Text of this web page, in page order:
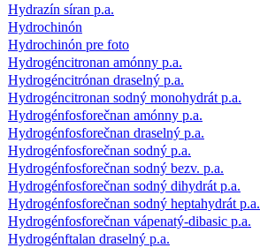
Hydrazín síran p.a.
Hydrochinón
Hydrochinón pre foto
Hydrogéncitronan amónny p.a.
Hydrogéncitrónan draselný p.a.
Hydrogéncitronan sodný monohydrát p.a.
Hydrogénfosforečnan amónny p.a.
Hydrogénfosforečnan draselný p.a.
Hydrogénfosforečnan sodný p.a.
Hydrogénfosforečnan sodný bezv. p.a.
Hydrogénfosforečnan sodný dihydrát p.a.
Hydrogénfosforečnan sodný heptahydrát p.a.
Hydrogénfosforečnan vápenatý-dibasic p.a.
Hydrogénftalan draselný p.a.